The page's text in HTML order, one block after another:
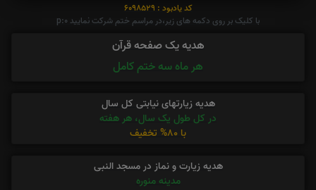
کد یادبود : 6098529
با کلیک بر روی دکمه های زیر،در مراسم ختم شرکت نمایید p:0
هدیه یک صفحه قرآن
هر ماه سه ختم کامل
هدیه زیارتهای نیابتی کل سال
در کل طول یک سال، هر هفته
با 80% تخفیف
هدیه زیارت و نماز در مسجد النبی
مدینه منوره